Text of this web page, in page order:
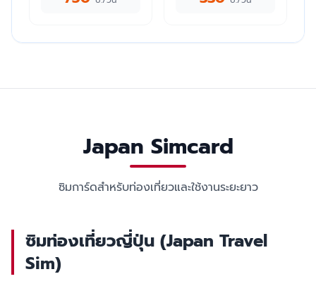
Japan Simcard
ซิมการ์ดสำหรับท่องเที่ยวและใช้งานระยะยาว
ซิมท่องเที่ยวญี่ปุ่น (Japan Travel
Sim)